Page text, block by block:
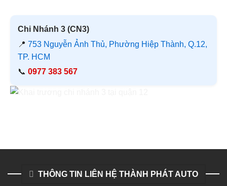
Chi Nhánh 3 (CN3)
📍 753 Nguyễn Ảnh Thủ, Phường Hiệp Thành, Q.12,
TP. HCM
📞 0977 383 567
THÔNG TIN LIÊN HỆ THÀNH PHÁT AUTO